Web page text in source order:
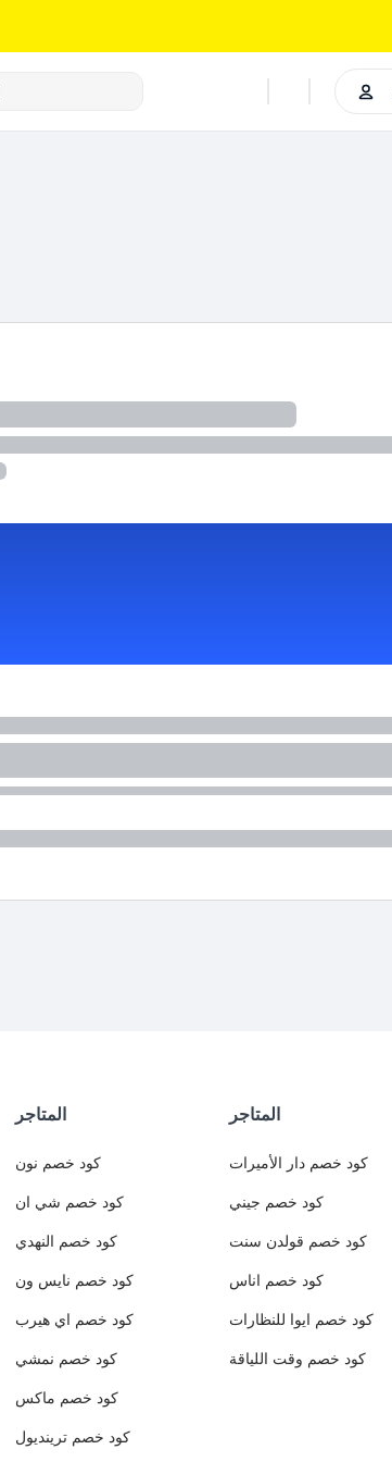
المتاجر
كود خصم نون
كود خصم شي ان
كود خصم النهدي
كود خصم نايس ون
كود خصم اي هيرب
كود خصم نمشي
كود خصم ماكس
كود خصم ترينديول
المتاجر
كود خصم دار الأميرات
كود خصم جيني
كود خصم قولدن سنت
كود خصم اناس
كود خصم ايوا للنظارات
كود خصم وقت اللياقة